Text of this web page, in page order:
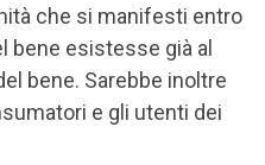
che si manifesti entro
bene esistesse già al
bene. Sarebbe inoltre
e gli utenti dei